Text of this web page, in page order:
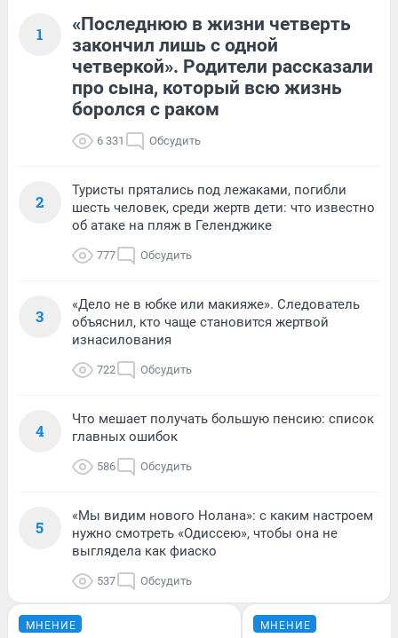
1
«Последнюю в жизни четверть
закончил лишь с одной
четверкой». Родители рассказали
про сына, который всю жизнь
боролся с раком
6 331 Обсудить
2
Туристы прятались под лежаками, погибли
шесть человек, среди жертв дети: что известно
об атаке на пляж в Геленджике
777 Обсудить
3
«Дело не в юбке или макияже». Следователь
объяснил, кто чаще становится жертвой
изнасилования
722 Обсудить
4
Что мешает получать большую пенсию: список
главных ошибок
586 Обсудить
5
«Мы видим нового Нолана»: с каким настроем
нужно смотреть «Одиссею», чтобы она не
выглядела как фиаско
537 Обсудить
МНЕНИЕ МНЕНИЕ